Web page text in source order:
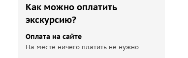
Как можно оплатить
экскурсию?
Оплата на сайте
На месте ничего платить не нужно